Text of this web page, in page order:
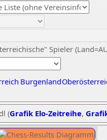
Spieler
Burgenland
(Grafik Elo-Zeitreihe,